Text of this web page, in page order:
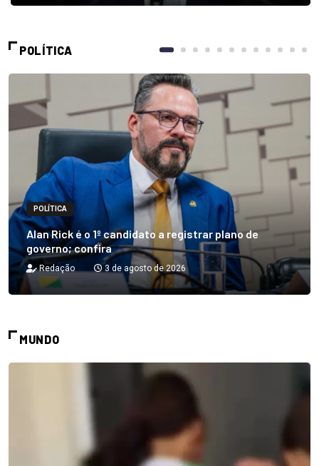
POLÍTICA
POLÍTICA
Alan Rick é o 1º candidato a registrar plano de
governo; confira
Redação 3 de agosto de 2026
MUNDO